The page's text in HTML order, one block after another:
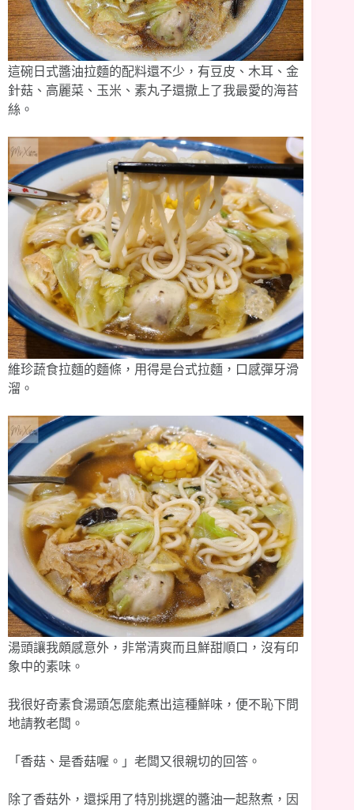
這碗日式醬油拉麵的配料還不少，有豆皮、木耳、金
針菇、高麗菜、玉米、素丸子還撒上了我最愛的海苔
絲。
維珍蔬食拉麵的麵條，用得是台式拉麵，口感彈牙滑
溜。
湯頭讓我頗感意外，非常清爽而且鮮甜順口，沒有印
象中的素味。
我很好奇素食湯頭怎麼能煮出這種鮮味，便不恥下問
地請教老闆。
「香菇、是香菇喔。」老闆又很親切的回答。
除了香菇外，還採用了特別挑選的醬油一起熬煮，因